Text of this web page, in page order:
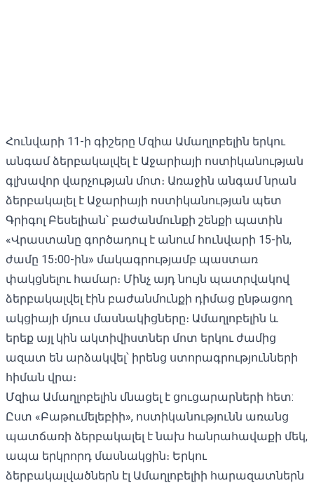
Հունվարի 11-ի գիշերը Մզիա Ամաղլոբելին երկու
անգամ ձերբակալվել է Աջարիայի ոստիկանության
գլխավոր վարչության մոտ։ Առաջին անգամ նրան
ձերբակալել է Աջարիայի ոստիկանության պետ
Գրիգոլ Բեսելիան՝ բաժանմունքի շենքի պատին
«Վրաստանը գործադուլ է անում հունվարի 15-ին,
ժամը 15։00-ին» մակագրությամբ պաստառ
փակցնելու համար։ Մինչ այդ նույն պատրվակով
ձերբակալվել էին բաժանմունքի դիմաց ընթացող
ակցիայի մյուս մասնակիցները։ Ամաղլոբելին և
երեք այլ կին ակտիվիստներ մոտ երկու ժամից
ազատ են արձակվել՝ իրենց ստորագրությունների
հիման վրա։
Մզիա Ամաղլոբելին մնացել է ցուցարարների հետ:
Ըստ «Բաթումելեբիի», ոստիկանությունն առանց
պատճառի ձերբակալել է նախ հանրահավաքի մեկ,
ապա երկրորդ մասնակցին։ Երկու
ձերբակալվածներն էլ Ամաղլոբելիի հարազատներն